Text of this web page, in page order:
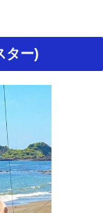
ター)